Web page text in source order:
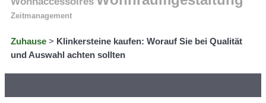
Zeitmanagement
Zuhause > Klinkersteine kaufen: Worauf Sie bei Qualität
und Auswahl achten sollten